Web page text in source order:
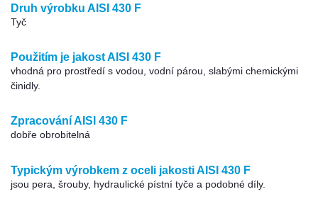
Druh výrobku AISI 430 F
Tyč
Použitím je jakost AISI 430 F
vhodná pro prostředí s vodou, vodní párou, slabými chemickými
činidly.
Zpracování AISI 430 F
dobře obrobitelná
Typickým výrobkem z oceli jakosti AISI 430 F
jsou pera, šrouby, hydraulické pístní tyče a podobné díly.